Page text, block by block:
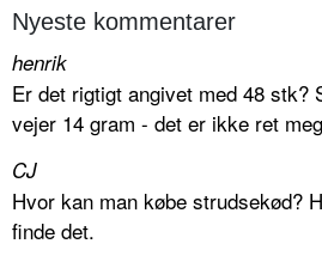
Nyeste kommentarer
henrik
Er det rigtigt angivet med 48 stk?
vejer 14 gram - det er ikke ret
CJ
Hvor kan man købe strudsekød?
finde det.